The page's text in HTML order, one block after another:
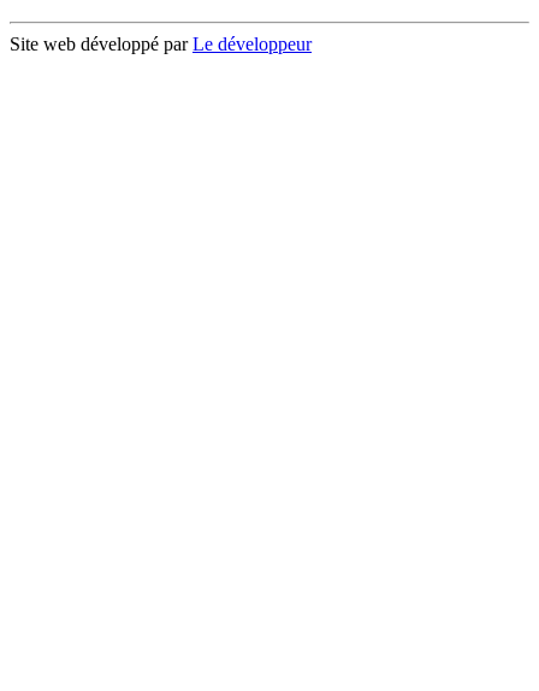
Site web développé parLe développeur